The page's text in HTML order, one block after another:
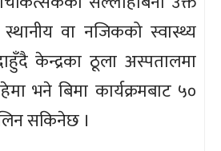
स्थानीय वा नजिकको स्वास्थ्य
केन्द्रका ठूला अस्पतालमा
भने बिमा कार्यक्रमबाट ५०
सकिनेछ ।